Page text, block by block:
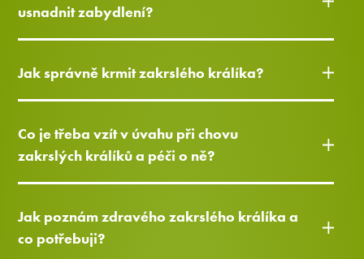
usnadnit zabydlení?
Jak správně krmit zakrslého králíka?
Co je třeba vzít v úvahu při chovu
zakrslých králíků a péči o ně?
Jak poznám zdravého zakrslého králíka a
co potřebuji?